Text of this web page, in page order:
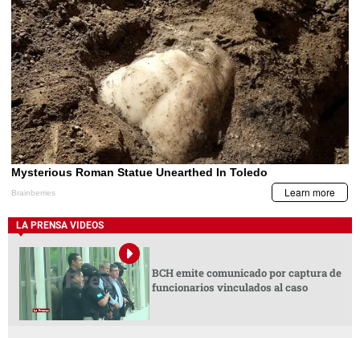
LA PRENSA VIDEOS
BCH emite comunicado por captura de
funcionarios vinculados al caso